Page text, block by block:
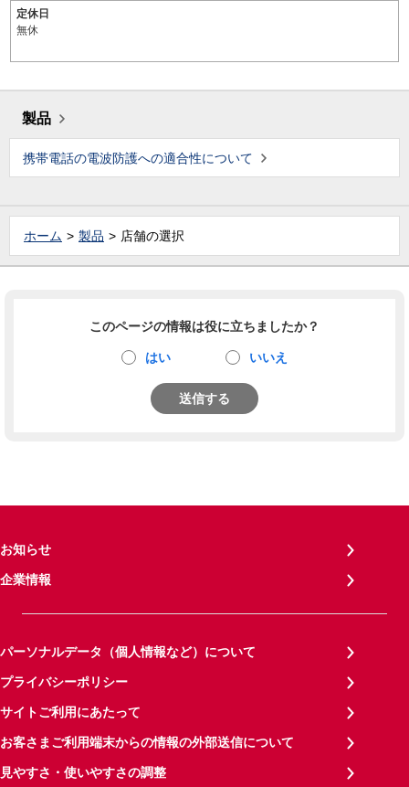
定休日
無休
製品
携帯電話の電波防護への適合性について
ホーム 製品 店舗の選択
このページの情報は役に立ちましたか？
はい いいえ
送信する
お知らせ
企業情報
パーソナルデータ（個人情報など）について
プライバシーポリシー
サイトご利用にあたって
お客さまご利用端末からの情報の外部送信について
見やすさ・使いやすさの調整